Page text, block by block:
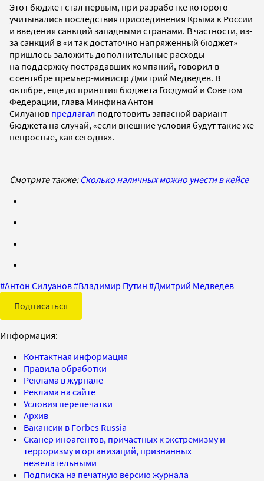
Этот бюджет стал первым, при разработке которого
учитывались последствия присоединения Крыма к России
и введения санкций западными странами. В частности, из-
за санкций в «и так достаточно напряженный бюджет»
пришлось заложить дополнительные расходы
на поддержку пострадавших компаний, говорил в
с сентябре премьер-министр Дмитрий Медведев. В
октябре, еще до принятия бюджета Госдумой и Советом
Федерации, глава Минфина Антон
Силуанов предлагал подготовить запасной вариант
бюджета на случай, «если внешние условия будут такие же
непростые, как сегодня».
Смотрите также: Сколько наличных можно унести в кейсе
#Антон Силуанов#Владимир Путин #Дмитрий Медведев
Подписаться
Информация:
Контактная информация
Правила обработки
Реклама в журнале
Реклама на сайте
Условия перепечатки
Архив
Вакансии в Forbes Russia
Сканер иноагентов, причастных к экстремизму и
терроризму и организаций, признанных
нежелательными
Подписка на печатную версию журнала